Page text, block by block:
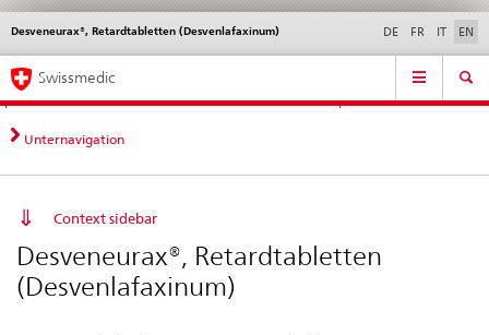
Direct
navigation:
news,
legal
contact
News &
standards
Contact | Support &
Help
Desveneurax®, Retardtabletten (Desvenlafaxinum)
Languages DE FR IT EN
Service
Main
Navigation
Swissmedic
Unternavigation
Context sidebar
Desveneurax®, Retardtabletten
(Desvenlafaxinum)